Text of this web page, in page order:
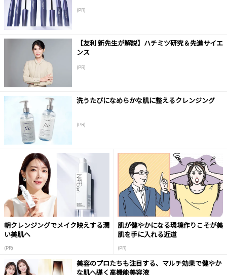
(PR)
【友利 新先生が解説】ハチミツ研究＆先進サイエ
ンス
(PR)
洗うたびになめらかな肌に整えるクレンジング
(PR)
朝クレンジングでメイク映えする潤
い美肌へ
(PR)
肌が健やかになる環境作りこそが美
肌を手に入れる近道
(PR)
美容のプロたちも注目する、マルチ効果で健やか
な肌へ導く高機能美容液